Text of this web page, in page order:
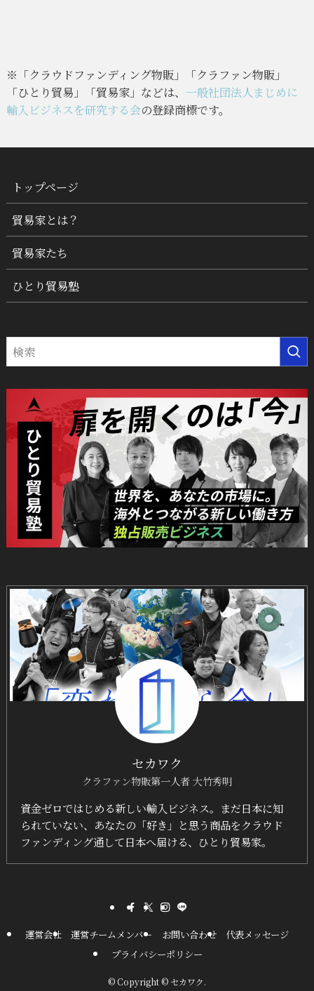
※「クラウドファンディング物販」「クラファン物販」
「ひとり貿易」「貿易家」などは、 一般社団法人まじめに
輸入ビジネスを研究する会の登録商標です。
トップページ
貿易家とは？
貿易家たち
ひとり貿易塾
セカワク
クラファン物販第一人者 大竹秀明
資金ゼロではじめる新しい輸入ビジネス。まだ日本に知
られていない、あなたの「好き」と思う商品をクラウド
ファンディング通して日本へ届ける、ひとり貿易家。
運営会社 運営チームメンバー お問い合わせ
代表メッセージ
プライバシーポリシー
© Copyright © セカワク.